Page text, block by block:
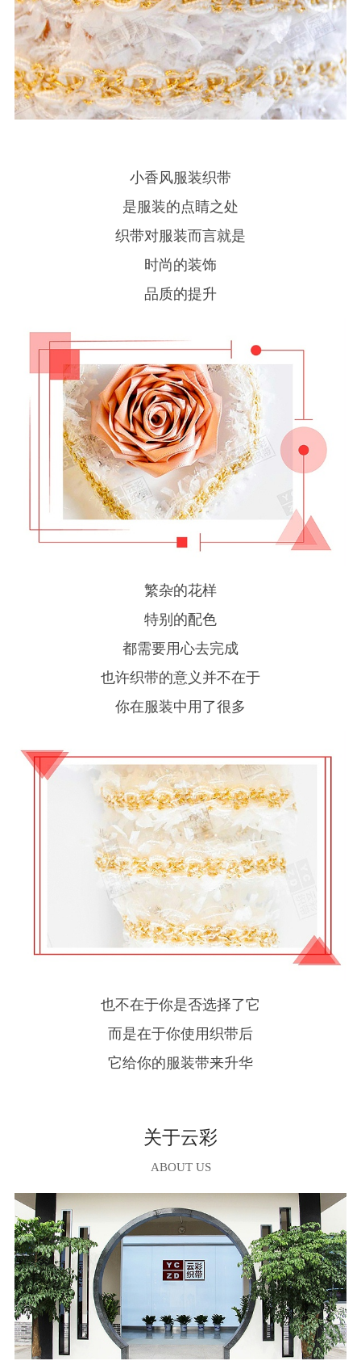
小香风服装织带
是服装的点睛之处
织带对服装而言就是
时尚的装饰
品质的提升
繁杂的花样
特别的配色
都需要用心去完成
也许织带的意义并不在于
你在服装中用了很多
也不在于你是否选择了它
而是在于你使用织带后
它给你的服装带来升华
关于云彩
ABOUT US